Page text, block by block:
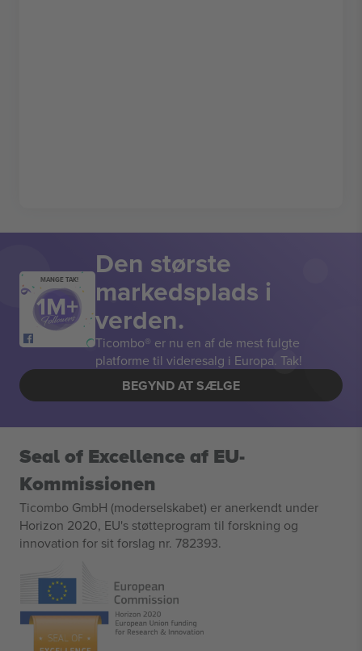
MANGE TAK! Den største
markedsplads i
verden.
Ticombo® er nu en af de mest fulgte
platforme til videresalg i Europa. Tak!
BEGYND AT SÆLGE
Seal of Excellence af EU-
Kommissionen
Ticombo GmbH (moderselskabet) er anerkendt under
Horizon 2020, EU's støtteprogram til forskning og
innovation for sit forslag nr. 782393.